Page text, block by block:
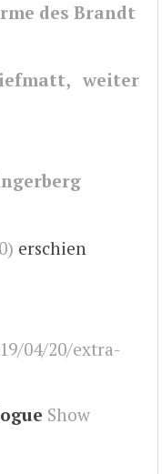
des Brandt
weiter
erschien
04/20/extra-
Show